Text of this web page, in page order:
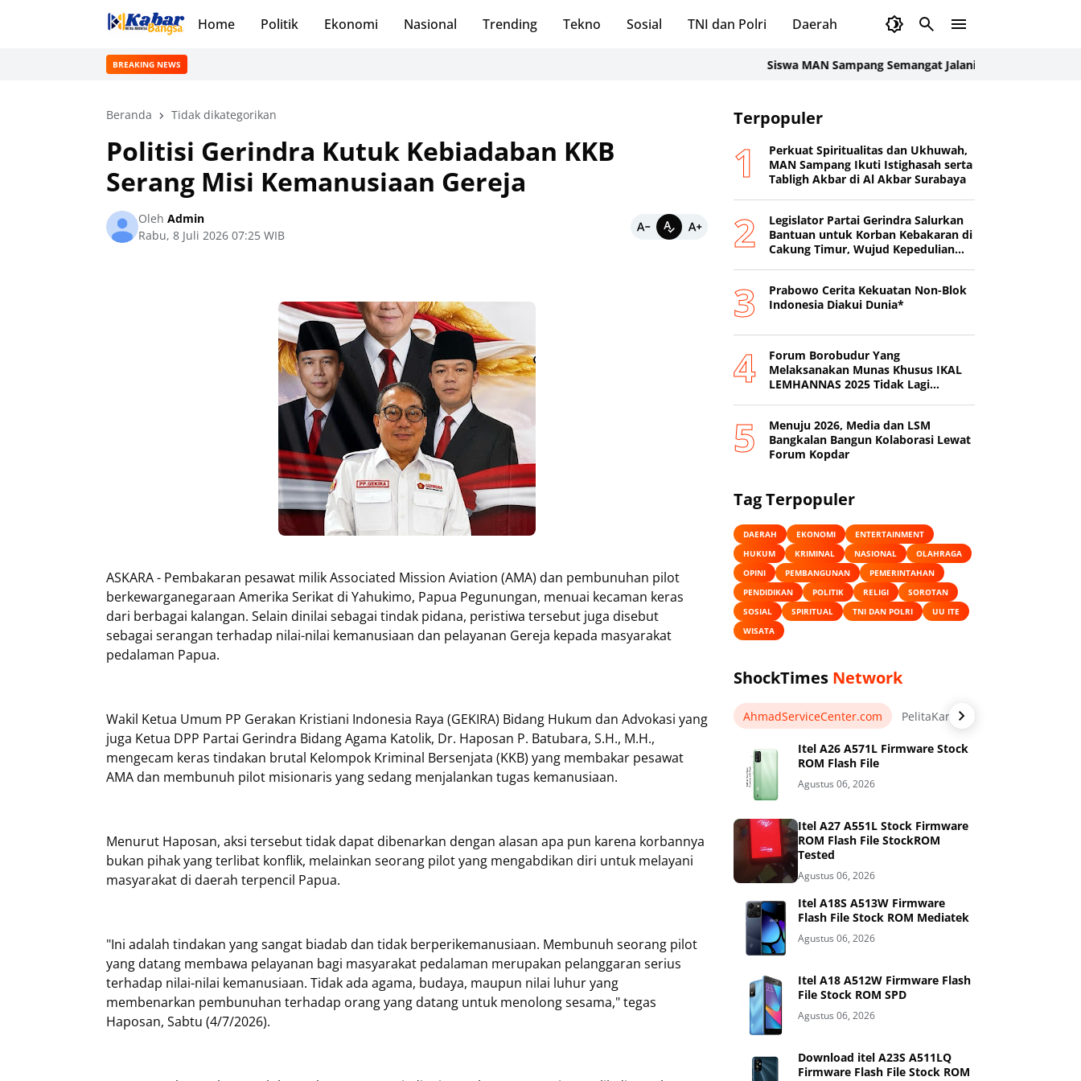
Home Politik Ekonomi Nasional Trending Tekno Sosial TNI dan Polri Daerah
BREAKING NEWS Siswa MAN Sampang Semangat Jalani Latihan Gerak Jalan
Beranda Tidak dikategorikan
Politisi Gerindra Kutuk Kebiadaban KKB
Serang Misi Kemanusiaan Gereja
Oleh Admin
Rabu, 8 Juli 2026 07:25 WIB
ASKARA - Pembakaran pesawat milik Associated Mission Aviation (AMA) dan pembunuhan pilot
berkewarganegaraan Amerika Serikat di Yahukimo, Papua Pegunungan, menuai kecaman keras
dari berbagai kalangan. Selain dinilai sebagai tindak pidana, peristiwa tersebut juga disebut
sebagai serangan terhadap nilai-nilai kemanusiaan dan pelayanan Gereja kepada masyarakat
pedalaman Papua.
Wakil Ketua Umum PP Gerakan Kristiani Indonesia Raya (GEKIRA) Bidang Hukum dan Advokasi yang
juga Ketua DPP Partai Gerindra Bidang Agama Katolik, Dr. Haposan P. Batubara, S.H., M.H.,
mengecam keras tindakan brutal Kelompok Kriminal Bersenjata (KKB) yang membakar pesawat
AMA dan membunuh pilot misionaris yang sedang menjalankan tugas kemanusiaan.
Menurut Haposan, aksi tersebut tidak dapat dibenarkan dengan alasan apa pun karena korbannya
bukan pihak yang terlibat konflik, melainkan seorang pilot yang mengabdikan diri untuk melayani
masyarakat di daerah terpencil Papua.
"Ini adalah tindakan yang sangat biadab dan tidak berperikemanusiaan. Membunuh seorang pilot
yang datang membawa pelayanan bagi masyarakat pedalaman merupakan pelanggaran serius
terhadap nilai-nilai kemanusiaan. Tidak ada agama, budaya, maupun nilai luhur yang
membenarkan pembunuhan terhadap orang yang datang untuk menolong sesama," tegas
Haposan, Sabtu (4/7/2026).
Terpopuler
Perkuat Spiritualitas dan Ukhuwah,
MAN Sampang Ikuti Istighasah serta
Tabligh Akbar di Al Akbar Surabaya
Legislator Partai Gerindra Salurkan
Bantuan untuk Korban Kebakaran di
Cakung Timur, Wujud Kepedulian
Prabowo Cerita Kekuatan Non-Blok
Indonesia Diakui Dunia*
Forum Borobudur Yang
Melaksanakan Munas Khusus IKAL
LEMHANNAS 2025 Tidak Lagi
IKAL LEMHANNAS
Menuju 2026, Media dan LSM
Bangkalan Bangun Kolaborasi Lewat
Forum Kopdar
Tag Terpopuler
DAERAH EKONOMI
ENTERTAINMENT
HUKUM
KRIMINAL NASIONAL
OLAHRAGA
OPINI
PEMBANGUNAN
PEMERINTAHAN
PENDIDIKAN
POLITIK RELIGI
SOROTAN
SOSIAL
SPIRITUAL TNI DAN POLRI
UU ITE
WISATA
ShockTimes Network
AhmadServiceCenter.com PelitaKarawang.com
Itel A26 A571L Firmware Stock
ROM Flash File
Agustus 06, 2026
Itel A27 A551L Stock Firmware
ROM Flash File StockROM
Tested
Agustus 06, 2026
Itel A18S A513W Firmware
Flash File Stock ROM Mediatek
Agustus 06, 2026
Itel A18 A512W Firmware Flash
File Stock ROM SPD
Agustus 06, 2026
Download itel A23S A511LQ
Firmware Flash File Stock ROM